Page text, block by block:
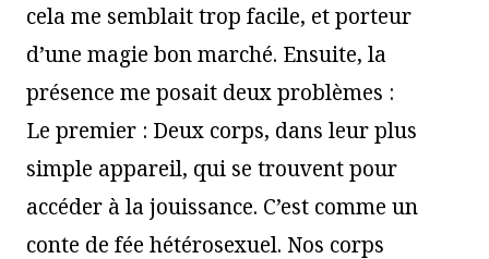
cela me semblait trop facile, et porteur
d’une magie bon marché. Ensuite, la
présence me posait deux problèmes :
Le premier : Deux corps, dans leur plus
simple appareil, qui se trouvent pour
accéder à la jouissance. C’est comme un
conte de fée hétérosexuel. Nos corps